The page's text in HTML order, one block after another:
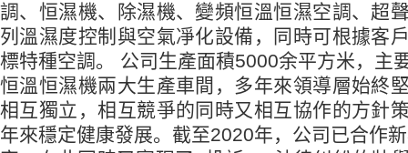
調、恒濕機、除濕機、變頻恒溫恒濕空調、超
列溫濕度控制與空氣凈化設備，同時可根據客
標特種空調。 公司生產面積5000余平方米，主
恒溫恒濕機兩大生產車間，多年來領導層始終
相互獨立，相互競爭的同時又相互協作的方針
年來穩定健康發展。截至2020年，公司已合作